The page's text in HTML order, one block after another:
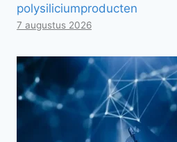
polysiliciumproducten
7 augustus 2026